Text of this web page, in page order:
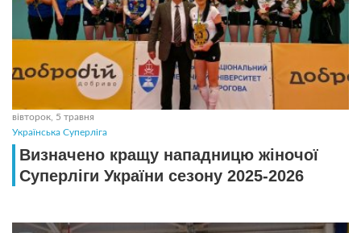
вівторок, 5 травня
Українська Суперліга
Визначено кращу нападницю жіночої
Суперліги України сезону 2025-2026